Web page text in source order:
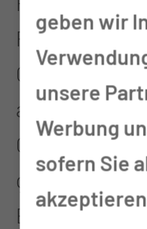
Forschung in
aufbauend
genauer
geben wir
unsere
Werbung
sofern Sie